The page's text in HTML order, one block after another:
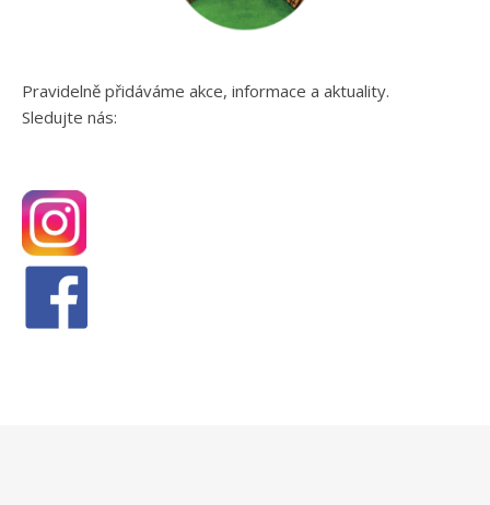
Pravidelně přidáváme akce, informace a aktuality.
Sledujte nás: